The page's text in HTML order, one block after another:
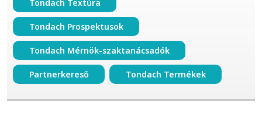
Tondach Textúra
Tondach Prospektusok
Tondach Mérnök-szaktanácsadók
Partnerkereső Tondach Termékek